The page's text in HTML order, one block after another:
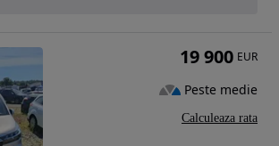
19 900 EUR
Peste medie
Calculeaza rata